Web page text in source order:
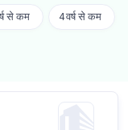
से कम 4 वर्ष से कम